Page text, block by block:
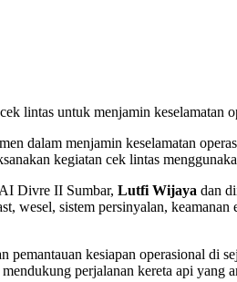
lintas untuk menjamin keselamatan
dalam menjamin keselamatan
kegiatan cek lintas
Divre II Sumbar, Lutfi Wijaya dan
wesel, sistem persinyalan,
pemantauan kesiapan operasional
perjalanan kereta api yang